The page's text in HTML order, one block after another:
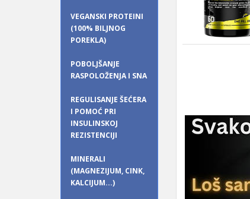
VEGANSKI PROTEINI
(100% BILJNOG
POREKLA)
POBOLJŠANJE
RASPOLOŽENJA I SNA
REGULISANJE ŠEĆERA
I POMOĆ PRI
INSULINSKOJ
REZISTENCIJI
MINERALI
(MAGNEZIJUM, CINK,
KALCIJUM...)